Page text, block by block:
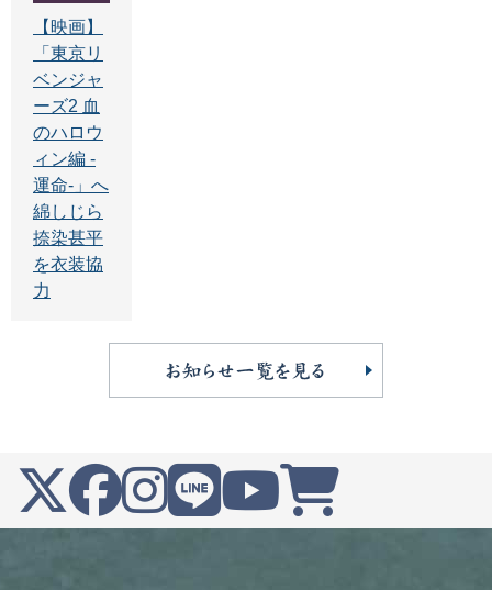
【映画】
「東京リ
ベンジャ
ーズ2 血
のハロウ
ィン編 -
運命-」へ
綿しじら
捺染甚平
を衣装協
力